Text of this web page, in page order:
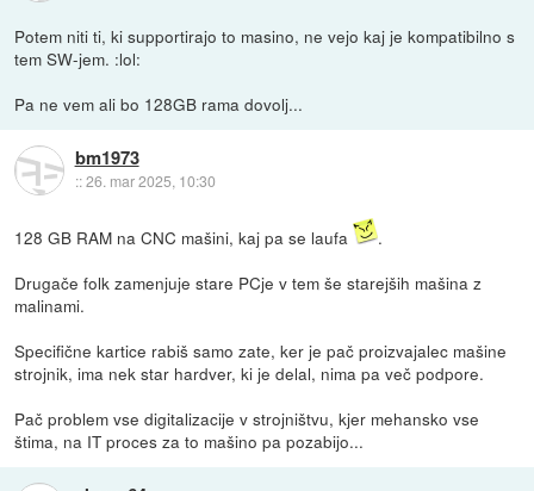
Potem niti ti, ki supportirajo to masino, ne vejo kaj je kompatibilno s
tem SW-jem. :lol:
Pa ne vem ali bo 128GB rama dovolj...
bm1973
::26. mar 2025, 10:30
128 GB RAM na CNC mašini, kaj pa se laufa
.
Drugače folk zamenjuje stare PCje v tem še starejših mašina z
malinami.
Specifične kartice rabiš samo zate, ker je pač proizvajalec mašine
strojnik, ima nek star hardver, ki je delal, nima pa več podpore.
Pač problem vse digitalizacije v strojništvu, kjer mehansko vse
štima, na IT proces za to mašino pa pozabijo...